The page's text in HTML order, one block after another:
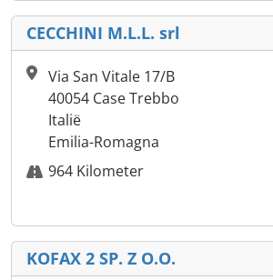
CECCHINI M.L.L. srl
Via San Vitale 17/B
40054 Case Trebbo
Italië
Emilia-Romagna
964 Kilometer
KOFAX 2 SP. Z O.O.